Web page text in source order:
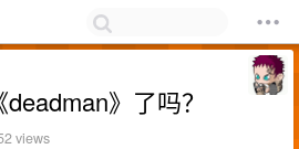
》了吗？
views